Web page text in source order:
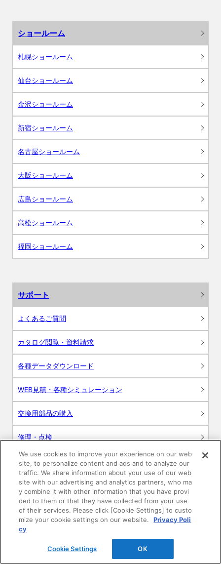
ショールーム
札幌ショールーム
仙台ショールーム
金沢ショールーム
新宿ショールーム
名古屋ショールーム
大阪ショールーム
広島ショールーム
高松ショールーム
福岡ショールーム
サポート
よくあるご質問
カタログ閲覧・資料請求
各種データダウンロード
WEB見積・各種シミュレーション
交換用部品の購入
修理・点検
お問い合わせ
ログイン
建築・設計関係者様向けサイト
ユーザー登録サービス
WEB見積システム
We use cookies to improve your experience on our web
site, to personalize content and ads and to analyze our
traffic. We share information about your use of our web
site with our advertising and analytics partners, who ma
y combine it with other information that you have provi
ded to them or that they have collected from your use
of their services. Please click [Cookie Settings] to custo
mize your cookie settings on our website.
Privacy Poli
cy
Cookie Settings OK